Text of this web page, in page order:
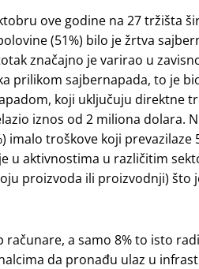
ove godine na 27 tržišta
(51%) bilo je žrtva
značajno je varirao u
prilikom sajbernapada, to je
koji uključuju direktne
iznos od 2 miliona dolara.
troškove koji prevazilaze
u aktivnostima u različitim
proizvoda ili proizvodnji) što
a samo 8% to isto
da pronađu ulaz u